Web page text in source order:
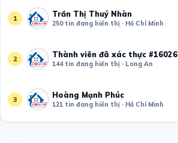
1 Trần Thị Thuý Nhàn
250 tin đang hiển thị · Hồ Chí Minh
2 Thành viên đã xác thực #16026
144 tin đang hiển thị · Long An
3 Hoàng Mạnh Phúc
121 tin đang hiển thị · Hồ Chí Minh